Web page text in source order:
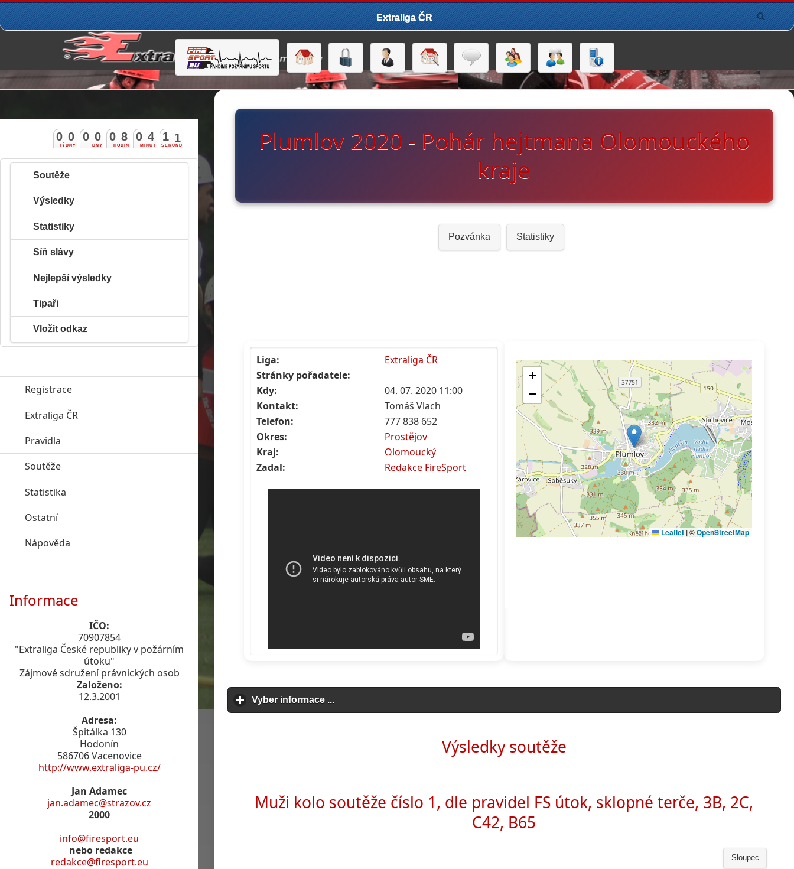
Extraliga ČR
Plumlov 2020 - Pohár hejtmana Olomouckého
kraje
Pozvánka Statistiky
Liga:
Extraliga ČR
Stránky pořadatele:
Kdy:
04. 07. 2020 11:00
Kontakt:
Tomáš Vlach
Telefon:
777 838 652
Okres:
Prostějov
Kraj:
Olomoucký
Zadal:
Redakce FireSport
Vyber informace ...
Výsledky soutěže
Muži kolo soutěže číslo 1, dle pravidel FS útok, sklopné terče, 3B, 2C,
C42, B65
Sloupec
TÝDNY
0 0
DNY
0 0
HODIN
0 8
MINUT
0 4
SEKUND
0
1
9
0
Soutěže
Výsledky
Statistiky
Síň slávy
Nejlepší výsledky
Tipaři
Vložit odkaz
Registrace
Extraliga ČR
Pravidla
Soutěže
Statistika
Ostatníclick to expand contents
Nápověda
Informace
IČO:
70907854
"Extraliga České republiky v požárním
útoku"
Zájmové sdružení právnických osob
Založeno:
12.3.2001
Adresa:
Špitálka 130
Hodonín
586706 Vacenovice
http://www.extraliga-pu.cz/
Jan Adamec
jan.adamec@strazov.cz
2000
info@firesport.eu
nebo redakce
redakce@firesport.eu